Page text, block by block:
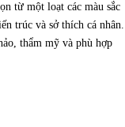
từ một loạt các màu sắc
trúc và sở thích cá nhân.
thẩm mỹ và phù hợp